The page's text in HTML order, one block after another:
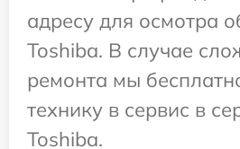
адресу для осмотра
Toshiba. В случае
ремонта мы
технику в сервис в
Toshiba.